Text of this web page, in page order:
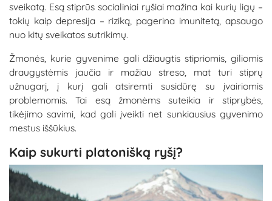
sveikatą. Esą stiprūs socialiniai ryšiai mažina kai kurių ligų –
tokių kaip depresija – riziką, pagerina imunitetą, apsaugo
nuo kitų sveikatos sutrikimų.
Žmonės, kurie gyvenime gali džiaugtis stipriomis, giliomis
draugystėmis jaučia ir mažiau streso, mat turi stiprų
užnugarį, į kurį gali atsiremti susidūrę su įvairiomis
problemomis. Tai esą žmonėms suteikia ir stiprybės,
tikėjimo savimi, kad gali įveikti net sunkiausius gyvenimo
mestus iššūkius.
Kaip sukurti platonišką ryšį?